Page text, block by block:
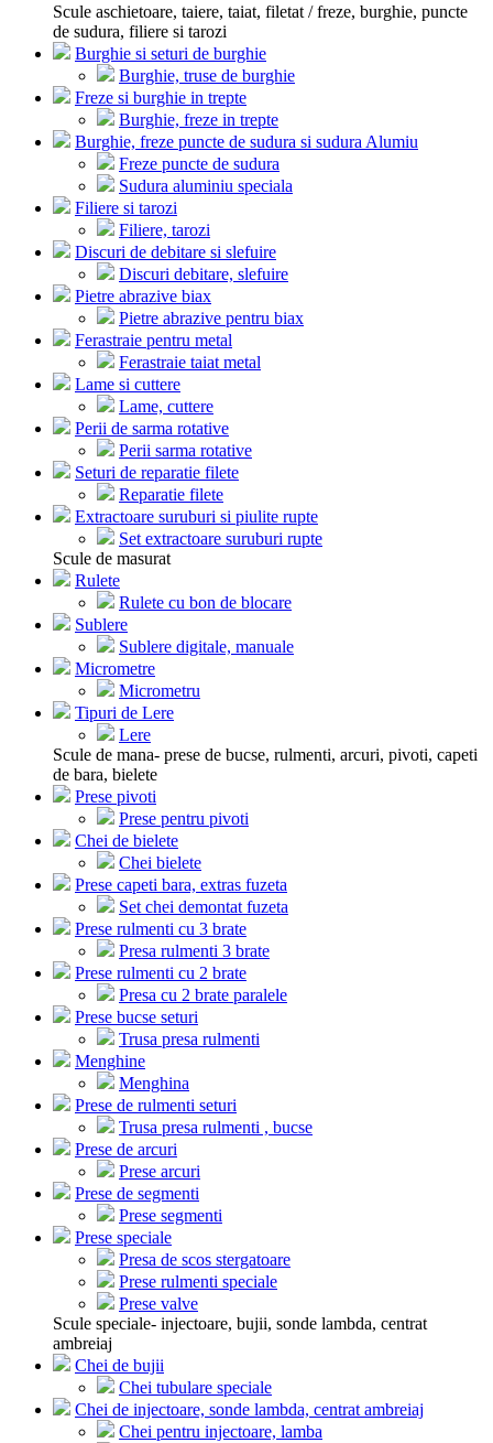
Scule aschietoare, taiere, taiat, filetat / freze, burghie, puncte
de sudura, filiere si tarozi
Burghie si seturi de burghie
Burghie, truse de burghie
Freze si burghie in trepte
Burghie, freze in trepte
Burghie, freze puncte de sudura si sudura Alumiu
Freze puncte de sudura
Sudura aluminiu speciala
Filiere si tarozi
Filiere, tarozi
Discuri de debitare si slefuire
Discuri debitare, slefuire
Pietre abrazive biax
Pietre abrazive pentru biax
Ferastraie pentru metal
Ferastraie taiat metal
Lame si cuttere
Lame, cuttere
Perii de sarma rotative
Perii sarma rotative
Seturi de reparatie filete
Reparatie filete
Extractoare suruburi si piulite rupte
Set extractoare suruburi rupte
Scule de masurat
Rulete
Rulete cu bon de blocare
Sublere
Sublere digitale, manuale
Micrometre
Micrometru
Tipuri de Lere
Lere
Scule de mana- prese de bucse, rulmenti, arcuri, pivoti, capeti
de bara, bielete
Prese pivoti
Prese pentru pivoti
Chei de bielete
Chei bielete
Prese capeti bara, extras fuzeta
Set chei demontat fuzeta
Prese rulmenti cu 3 brate
Presa rulmenti 3 brate
Prese rulmenti cu 2 brate
Presa cu 2 brate paralele
Prese bucse seturi
Trusa presa rulmenti
Menghine
Menghina
Prese de rulmenti seturi
Trusa presa rulmenti , bucse
Prese de arcuri
Prese arcuri
Prese de segmenti
Prese segmenti
Prese speciale
Presa de scos stergatoare
Prese rulmenti speciale
Prese valve
Scule speciale- injectoare, bujii, sonde lambda, centrat
ambreiaj
Chei de bujii
Chei tubulare speciale
Chei de injectoare, sonde lambda, centrat ambreiaj
Chei pentru injectoare, lamba